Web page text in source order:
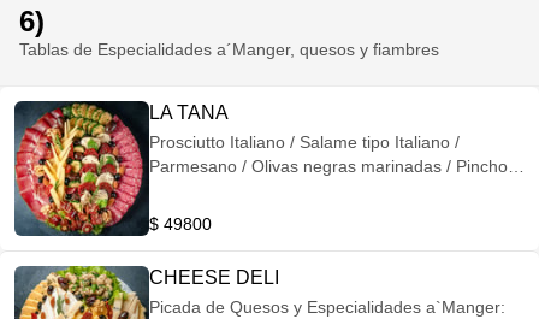
6)
Tablas de Especialidades a´Manger, quesos y fiambres
LA TANA
Prosciutto Italiano / Salame tipo Italiano /
Parmesano / Olivas negras marinadas / Pinchos
Tomates Secos en Oliva / Mozzarella Fiordilatte /
$ 49800
CHEESE DELI
Picada de Quesos y Especialidades a`Manger: